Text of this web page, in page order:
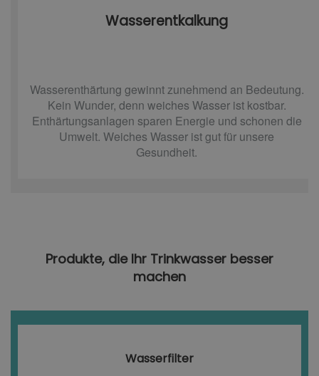
Wasserentkalkung
Wasserenthärtung gewinnt zunehmend an Bedeutung.
Kein Wunder, denn weiches Wasser ist kostbar.
Enthärtungsanlagen sparen Energie und schonen die
Umwelt. Weiches Wasser ist gut für unsere
Gesundheit.
Produkte, die Ihr Trinkwasser besser
machen
Wasserfilter​